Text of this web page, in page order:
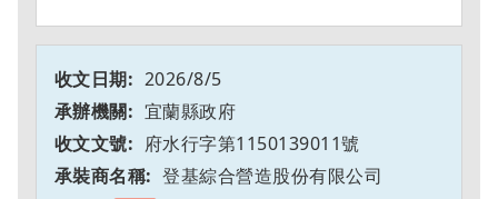
2026/8/5
宜蘭縣政府
府水行字第1150139011號
登基綜合營造股份有限公司